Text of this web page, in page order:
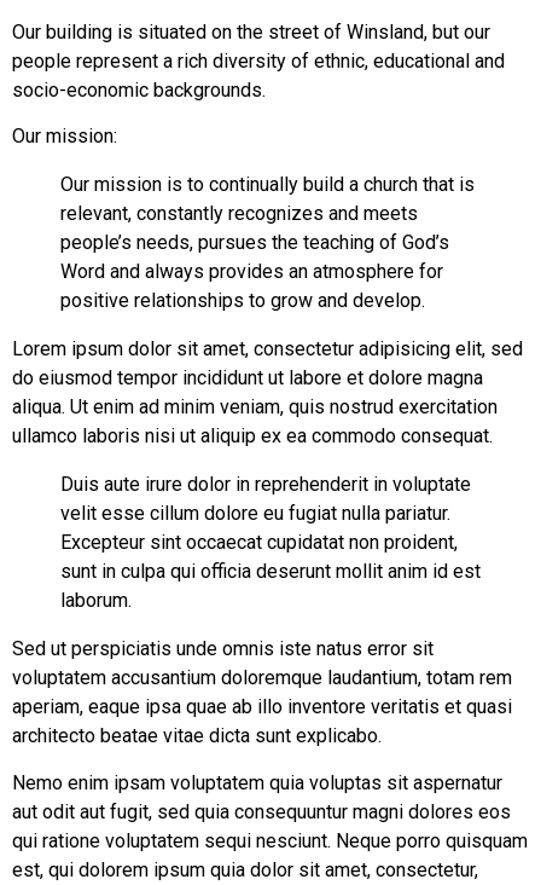
Our building is situated on the street of Winsland, but our
people represent a rich diversity of ethnic, educational and
socio-economic backgrounds.
Our mission:
Our mission is to continually build a church that is
relevant, constantly recognizes and meets
people’s needs, pursues the teaching of God’s
Word and always provides an atmosphere for
positive relationships to grow and develop.
Lorem ipsum dolor sit amet, consectetur adipisicing elit, sed
do eiusmod tempor incididunt ut labore et dolore magna
aliqua. Ut enim ad minim veniam, quis nostrud exercitation
ullamco laboris nisi ut aliquip ex ea commodo consequat.
Duis aute irure dolor in reprehenderit in voluptate
velit esse cillum dolore eu fugiat nulla pariatur.
Excepteur sint occaecat cupidatat non proident,
sunt in culpa qui officia deserunt mollit anim id est
laborum.
Sed ut perspiciatis unde omnis iste natus error sit
voluptatem accusantium doloremque laudantium, totam rem
aperiam, eaque ipsa quae ab illo inventore veritatis et quasi
architecto beatae vitae dicta sunt explicabo.
Nemo enim ipsam voluptatem quia voluptas sit aspernatur
aut odit aut fugit, sed quia consequuntur magni dolores eos
qui ratione voluptatem sequi nesciunt. Neque porro quisquam
est, qui dolorem ipsum quia dolor sit amet, consectetur,